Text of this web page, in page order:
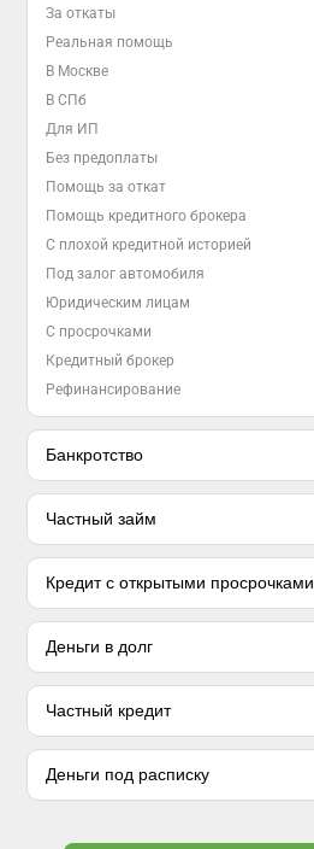
За откаты
Реальная помощь
В Москве
В СПб
Для ИП
Без предоплаты
Помощь за откат
Помощь кредитного брокера
С плохой кредитной историей
Под залог автомобиля
Юридическим лицам
С просрочками
Кредитный брокер
Рефинансирование
Банкротство
Частный займ
Кредит с открытыми просрочками
Деньги в долг
Частный кредит
Деньги под расписку